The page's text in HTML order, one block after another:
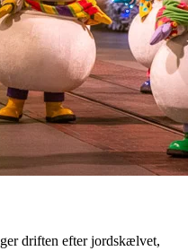
driften efter jordskælvet,